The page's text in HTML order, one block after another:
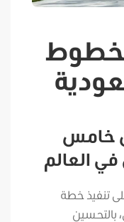
خامس
في العالم
تنفيذ خطة
بالتحسين